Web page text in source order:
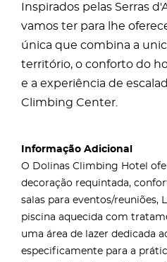
Inspirados pelas Serras
vamos ter para lhe
única que combina a
território, o conforto do
e a experiência de
Climbing Center.
Informação Adicional
O Dolinas Climbing Hotel
decoração requintada,
salas para eventos/reuniões,
piscina aquecida com
uma área de lazer dedicada
especificamente para a